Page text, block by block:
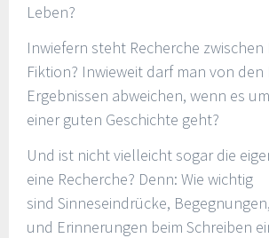
Leben?
Inwiefern steht Recherche zwischen
Fiktion? Inwieweit darf man von den
Ergebnissen abweichen, wenn es
einer guten Geschichte geht?
Und ist nicht vielleicht sogar die
eine Recherche? Denn: Wie wichtig
sind Sinneseindrücke,
und Erinnerungen beim Schreiben